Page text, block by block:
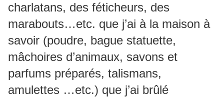
charlatans, des féticheurs, des
marabouts…etc. que j’ai à la maison à
savoir (poudre, bague statuette,
mâchoires d’animaux, savons et
parfums préparés, talismans,
amulettes …etc.) que j’ai brûlé